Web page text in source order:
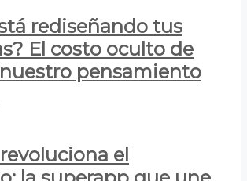
rediseñando tus
El costo oculto de
pensamiento
el